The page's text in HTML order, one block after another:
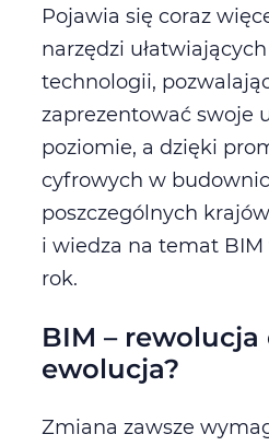
Pojawia się coraz
narzędzi
technologii,
zaprezentować swoje
poziomie, a dzięki
cyfrowych w
poszczególnych
i wiedza na temat
rok.
BIM – rewolucja
ewolucja?
Zmiana zawsze